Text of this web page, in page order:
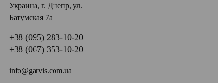
Украина, г. Днепр, ул.
Батумская 7а
+38 (095) 283-10-20
+38 (067) 353-10-20
info@garvis.com.ua